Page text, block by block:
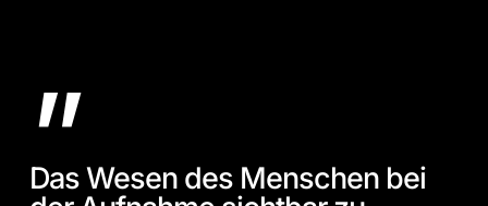
”
Das Wesen des Menschen bei